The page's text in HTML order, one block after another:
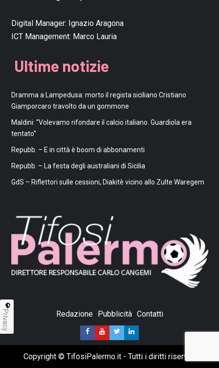
Digital Manager: Ignazio Aragona
ICT Management: Marco Lauria
Ultime notizie
Dramma a Lampedusa: morto il regista siciliano Cristiano
Giamporcaro travolto da un gommone
Maldini: “Volevamo rifondare il calcio italiano. Guardiola era
tentato”
Repubb. – E in città è boom di abbonamenti
Repubb. – La festa degli australiani di Sicilia
GdS – Riflettori sulle cessioni, Diakitè vicino allo Zulte Waregem
Redazione Pubblicità Contatti
Copyright © TifosiPalermo.it - Tutti i diritti riservati
Privacy